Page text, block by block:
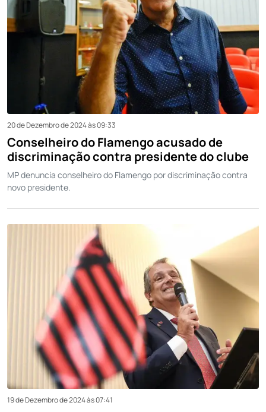
20 de Dezembro de 2024 às 09:33
Conselheiro do Flamengo acusado de
discriminação contra presidente do clube
MP denuncia conselheiro do Flamengo por discriminação contra
novo presidente.
19 de Dezembro de 2024 às 07:41